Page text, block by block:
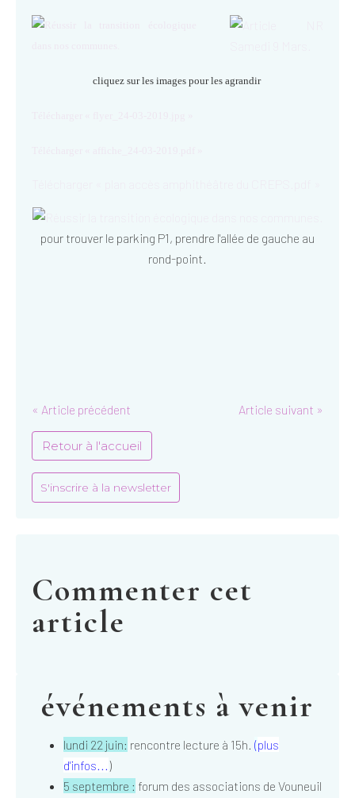
cliquez sur les images pour les agrandir
pour trouver le parking P1, prendre l'allée de gauche au
rond-point.
« Article précédent Article suivant »
Retour à l'accueil
S'inscrire à la newsletter
Commenter cet
article
événements à venir
lundi 22 juin: rencontre lecture à 15h. (plus
d'infos...)
5 septembre : forum des associations de Vouneuil